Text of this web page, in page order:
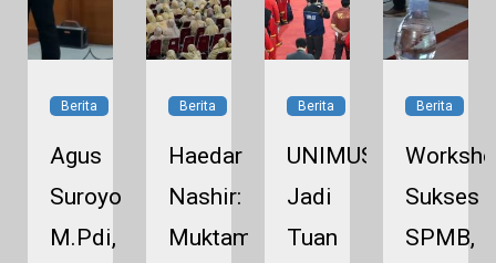
Berita
Agus
Suroyo
M.Pdi,
Berita
Haedar
Nashir:
Muktamar
Berita
UNIMUS
Jadi
Tuan
Berita
Sukses
SPMB,